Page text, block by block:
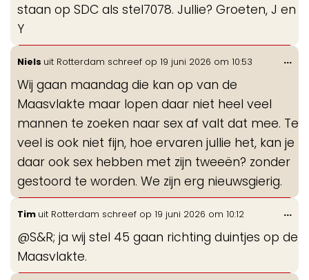
staan op SDC als stel7078. Jullie? Groeten, J en
Y
Niels uit Rotterdam schreef op 19 juni 2026 om 10:53
Wij gaan maandag die kan op van de
Maasvlakte maar lopen daar niet heel veel
mannen te zoeken naar sex af valt dat mee. Te
veel is ook niet fijn, hoe ervaren jullie het, kan je
daar ook sex hebben met zijn tweeën? zonder
gestoord te worden. We zijn erg nieuwsgierig.
...
Tim uit Rotterdam schreef op 19 juni 2026 om 10:12
@S&R; ja wij stel 45 gaan richting duintjes op de
Maasvlakte.
...